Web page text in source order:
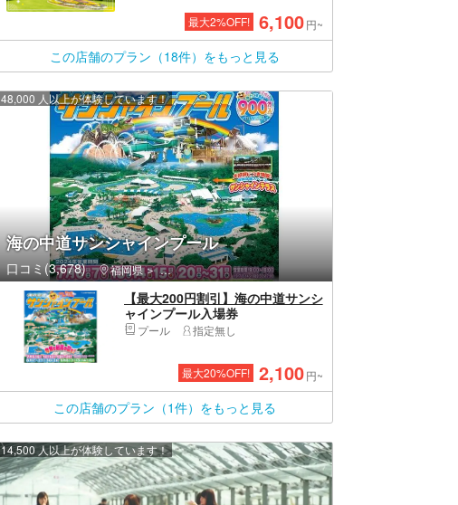
最大2%OFF! 6,100円~
この店舗のプラン（18件）をもっと見る
海の中道サンシャインプール
口コミ(3,678) 福岡県 東区（福岡市）・香椎・海の中道
48,000 人以上が体験しています！
【最大200円割引】海の中道サンシ
ャインプール入場券
プール 指定無し
最大20%OFF! 2,100円~
この店舗のプラン（1件）をもっと見る
14,500 人以上が体験しています！